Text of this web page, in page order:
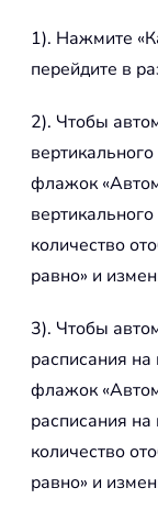
1). Нажмите
перейдите в
2). Чтобы
флажок
количество
равно» и
3). Чтобы
расписания на
флажок
расписания
количество
равно» и